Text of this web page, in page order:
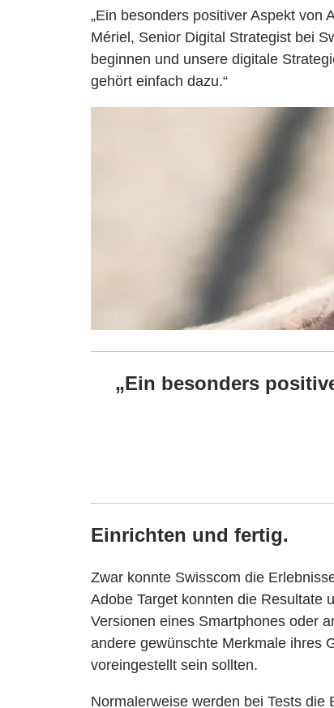
„Ein besonders positiver Aspekt von
Mériel, Senior Digital Strategist bei
beginnen und unsere digitale
gehört einfach dazu.“
„Ein besonders
Einrichten und fertig.
Zwar konnte Swisscom die
Adobe Target konnten die Resultate
Versionen eines Smartphones oder
andere gewünschte Merkmale ihres
voreingestellt sein sollten.
Normalerweise werden bei Tests